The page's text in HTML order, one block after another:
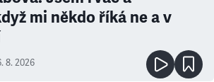
mi někdo říká ne a v
8. 2026